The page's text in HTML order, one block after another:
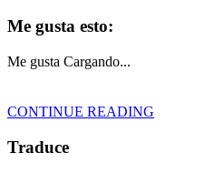
Me gusta esto:
Me gusta Cargando...
CONTINUE READING
Traduce